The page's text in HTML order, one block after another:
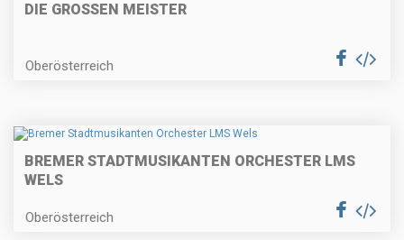
DIE GROSSEN MEISTER
Oberösterreich
BREMER STADTMUSIKANTEN ORCHESTER LMS
WELS
Oberösterreich